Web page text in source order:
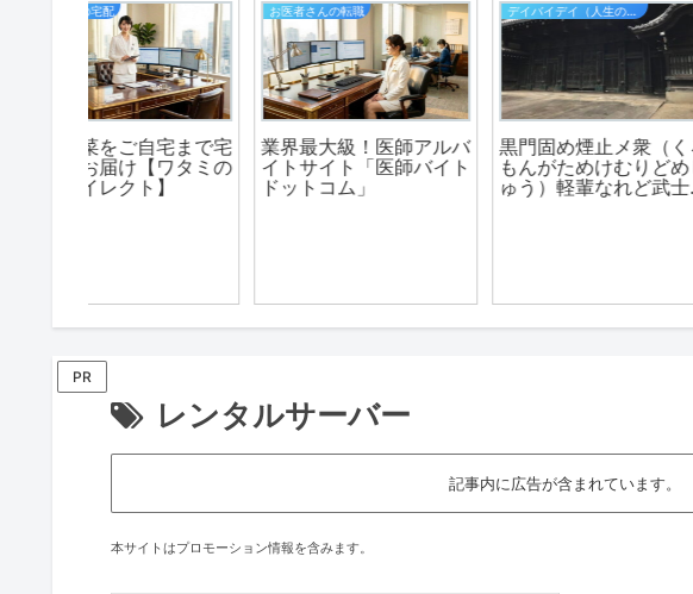
金融・投資
「資金調達プロ」は、事
業者の資金調達に関する
情報やサービスを提供す
生活
布団の宅配クリーニング
なら「ふとんリネット」
FX
人気のヒロ
サービスの
だ！
PR
レンタルサーバー
記事内に広告が含まれています。
本サイトはプロモーション情報を含みます。